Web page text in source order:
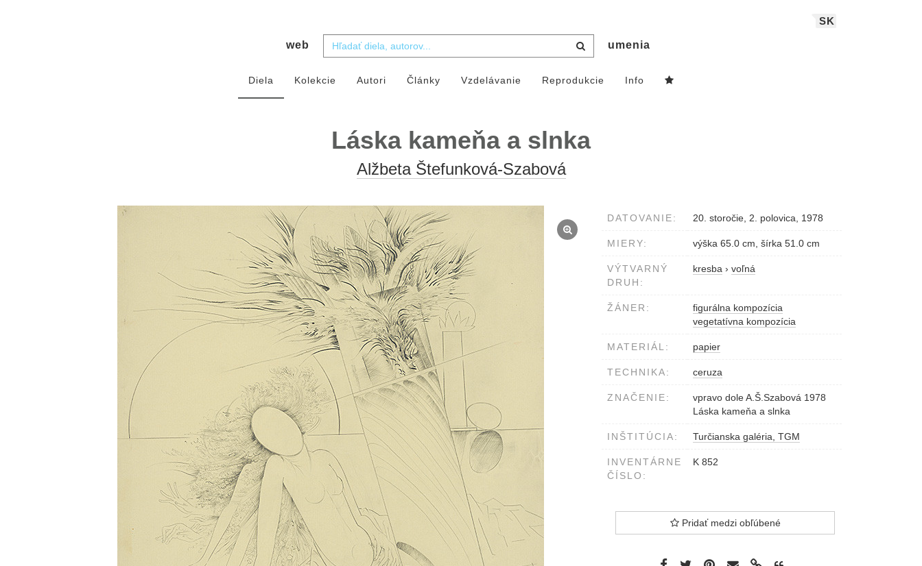
SK
web umenia
Diela Kolekcie Autori Články Vzdelávanie Reprodukcie Info
Láska kameňa a slnka
Alžbeta Štefunková-Szabová
DATOVANIE: 20. storočie, 2. polovica, 1978
MIERY: výška 65.0 cm, šírka 51.0 cm
VÝTVARNÝ
DRUH:
kresba › voľná
ŽÁNER:
figurálna kompozícia
vegetatívna kompozícia
MATERIÁL: papier
TECHNIKA: ceruza
ZNAČENIE:
vpravo dole A.Š.Szabová 1978
Láska kameňa a slnka
INŠTITÚCIA: Turčianska galéria, TGM
INVENTÁRNE
ČÍSLO:
K 852
Pridať medzi obľúbené